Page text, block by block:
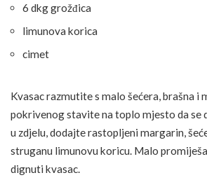
6 dkg grožđica
limunova korica
cimet
Kvasac razmutite s malo šećera, brašna i
pokrivenog stavite na toplo mjesto da se
u zdjelu, dodajte rastopljeni margarin,
struganu limunovu koricu. Malo
dignuti kvasac.